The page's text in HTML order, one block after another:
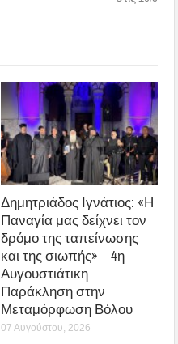
Δημητριάδος Ιγνάτιος: «Η
Παναγία μας δείχνει τον
δρόμο της ταπείνωσης
και της σιωπής» – 4η
Αυγουστιάτικη
Παράκληση στην
Μεταμόρφωση Βόλου
07 Αυγούστου, 2026